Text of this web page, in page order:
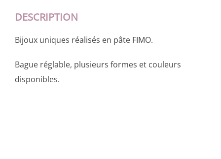
DESCRIPTION
Bijoux uniques réalisés en pâte FIMO.
Bague réglable, plusieurs formes et couleurs
disponibles.